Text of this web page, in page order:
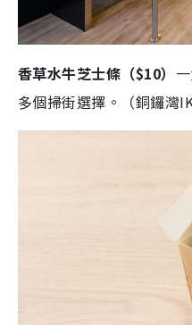
香草水牛芝士條（$10）
多個掃街選擇。（銅鑼灣